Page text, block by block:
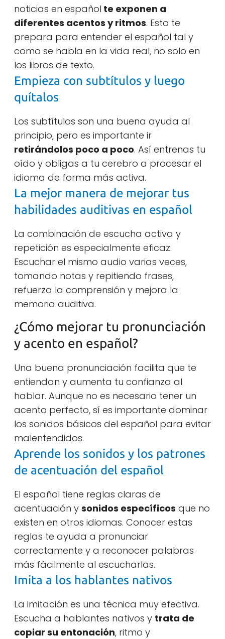
noticias en español te exponen a
diferentes acentos y ritmos. Esto te
prepara para entender el español tal y
como se habla en la vida real, no solo en
los libros de texto.
Empieza con subtítulos y luego
quítalos
Los subtítulos son una buena ayuda al
principio, pero es importante ir
retirándolos poco a poco. Así entrenas tu
oído y obligas a tu cerebro a procesar el
idioma de forma más activa.
La mejor manera de mejorar tus
habilidades auditivas en español
La combinación de escucha activa y
repetición es especialmente eficaz.
Escuchar el mismo audio varias veces,
tomando notas y repitiendo frases,
refuerza la comprensión y mejora la
memoria auditiva.
¿Cómo mejorar tu pronunciación
y acento en español?
Una buena pronunciación facilita que te
entiendan y aumenta tu confianza al
hablar. Aunque no es necesario tener un
acento perfecto, sí es importante dominar
los sonidos básicos del español para evitar
malentendidos.
Aprende los sonidos y los patrones
de acentuación del español
El español tiene reglas claras de
acentuación y sonidos específicos que no
existen en otros idiomas. Conocer estas
reglas te ayuda a pronunciar
correctamente y a reconocer palabras
más fácilmente al escucharlas.
Imita a los hablantes nativos
La imitación es una técnica muy efectiva.
Escucha a hablantes nativos y trata de
copiar su entonación, ritmo y